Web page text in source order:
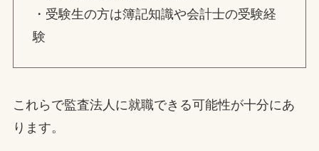
・受験生の方は簿記知識や会計士の受験経
験
これらで監査法人に就職できる可能性が十分にあ
ります。